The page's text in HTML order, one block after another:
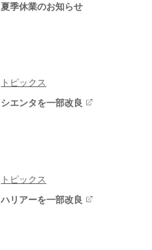
夏季休業のお知らせ
トピックス
シエンタを一部改良
トピックス
ハリアーを一部改良